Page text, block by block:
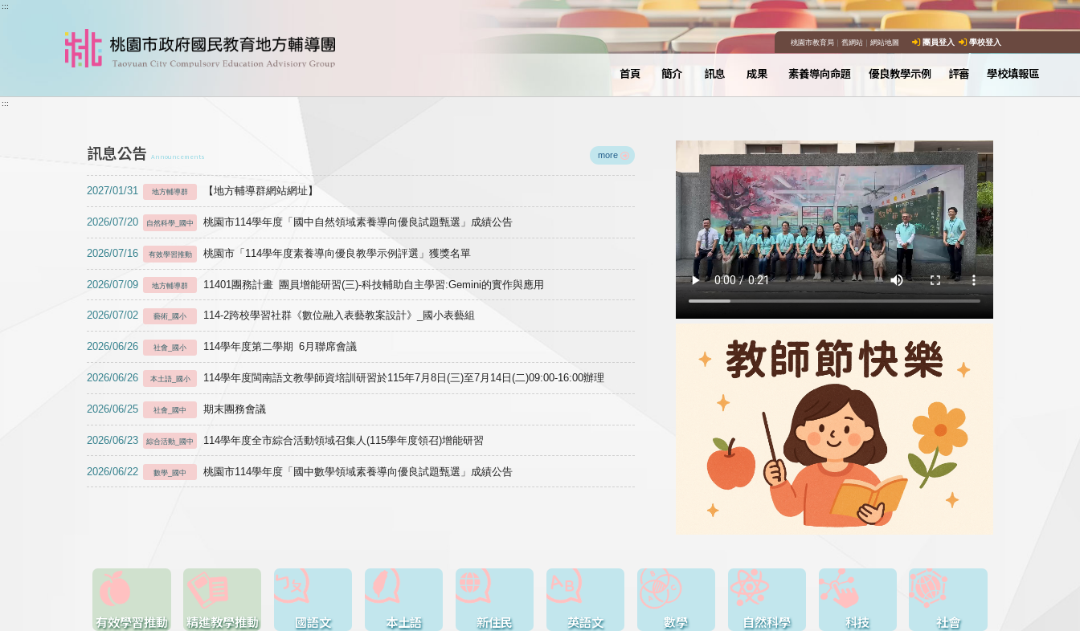
跳到主要內容
:::
桃園市教育局｜ 舊網站｜ 網站地圖 團員登入 學校登入
首頁 簡介 訊息 成果 素養導向命題 優良教學示例 評審 學校填報區
:::
訊息公告 Announcements more
2027/01/31 地方輔導群 【地方輔導群網站網址】
2026/07/20 自然科學_國中 桃園市114學年度「國中自然領域素養導向優良試題甄選」成績公告
2026/07/16 有效學習推動 桃園市「114學年度素養導向優良教學示例評選」獲獎名單
2026/07/09 地方輔導群 11401團務計畫 團員增能研習(三)-科技輔助自主學習:Gemini的實作與應用
2026/07/02 藝術_國小 114-2跨校學習社群《數位融入表藝教案設計》_國小表藝組
2026/06/26 社會_國小 114學年度第二學期 6月聯席會議
2026/06/26 本土語_國小 114學年度閩南語文教學師資培訓研習於115年7月8日(三)至7月14日(二)09:00-16:00辦理
2026/06/25 社會_國中 期末團務會議
2026/06/23 綜合活動_國中 114學年度全市綜合活動領域召集人(115學年度領召)增能研習
2026/06/22 數學_國中 桃園市114學年度「國中數學領域素養導向優良試題甄選」成績公告
有效學習推動 精進教學推動 國語文 本土語 新住民 英語文 數學 自然科學 科技 社會